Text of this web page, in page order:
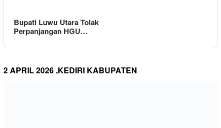
Bupati Luwu Utara Tolak
Perpanjangan HGU…
2 APRIL 2026 ,KEDIRI KABUPATEN